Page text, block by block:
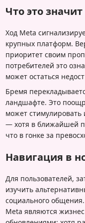
Что это
Ход Meta
крупных платформ.
приоритет своим
потребителей это
может остаться
Бремя
ландшафте. Это
может
— хотя в ближайшей
что в гонке за
Навигация в
Для пользователей,
изучить
социального
Meta являются